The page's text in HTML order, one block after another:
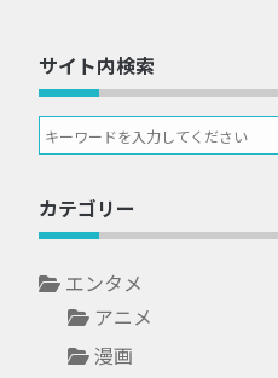
サイト内検索
カテゴリー
エンタメ
アニメ
漫画